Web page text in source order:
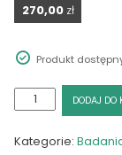
270,00 zł
Produkt
ilość
POTWIERDZENIE
PSA
DODAJ DO
Kategorie: